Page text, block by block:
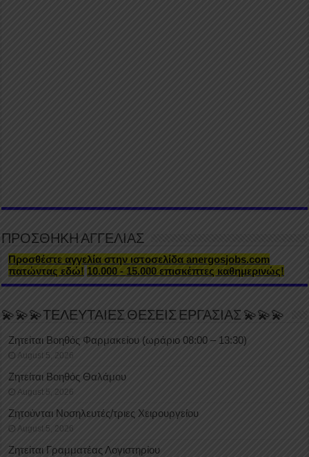
ΠΡΟΣΘΗΚΗ ΑΓΓΕΛΙΑΣ
Προσθέστε αγγελία στην ιστοσελίδα anergosjobs.com
πατώντας εδώ! 10.000 - 15.000 επισκέπτες καθημερινώς!
💫💫💫ΤΕΛΕΥΤΑΙΕΣ ΘΕΣΕΙΣ ΕΡΓΑΣΙΑΣ 💫💫💫
Ζητείται Βοηθός Φαρμακείου (ωράριο 08:00 – 13:30)
August 5, 2026
Ζητείται Βοηθός Θαλάμου
August 5, 2026
Ζητούνται Νοσηλευτές/τριες Χειρουργείου
August 5, 2026
Ζητείται Γραμματέας Λογιστηρίου